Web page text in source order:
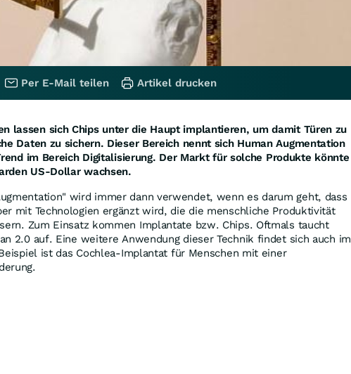
lassen sich Chips unter die Haupt implantieren, um damit Türen zu
Daten zu sichern. Dieser Bereich nennt sich Human Augmentation
im Bereich Digitalisierung. Der Markt für solche Produkte könnte
US-Dollar wachsen.
wird immer dann verwendet, wenn es darum geht, dass
mit Technologien ergänzt wird, die die menschliche Produktivität
Zum Einsatz kommen Implantate bzw. Chips. Oftmals taucht
2.0 auf. Eine weitere Anwendung dieser Technik findet sich auch im
ist das Cochlea-Implantat für Menschen mit einer
Per E-Mail teilen Artikel drucken